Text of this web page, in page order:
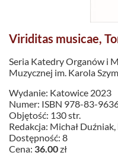
Viriditas musicae,
Seria Katedry Organów i
Muzycznej im. Karola
Wydanie: Katowice 2023
Numer: ISBN 978-83-
Objętość: 130 str.
Redakcja: Michał
Dostępność: 8
Cena: 36.00zł